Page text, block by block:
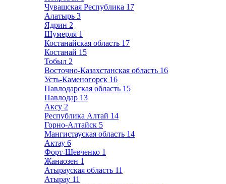
Чувашская Республика 17
Алатырь 3
Ядрин 2
Шумерля 1
Костанайская область 17
Костанай 15
Тобыл 2
Восточно-Казахстанская область 16
Усть-Каменогорск 16
Павлодарская область 15
Павлодар 13
Аксу 2
Республика Алтай 14
Горно-Алтайск 5
Мангистауская область 14
Актау 6
Форт-Шевченко 1
Жанаозен 1
Атырауская область 11
Атырау 11